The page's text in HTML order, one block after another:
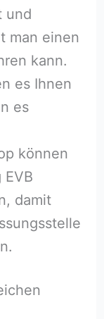
und
man einen
kann.
es Ihnen
es
können
damit